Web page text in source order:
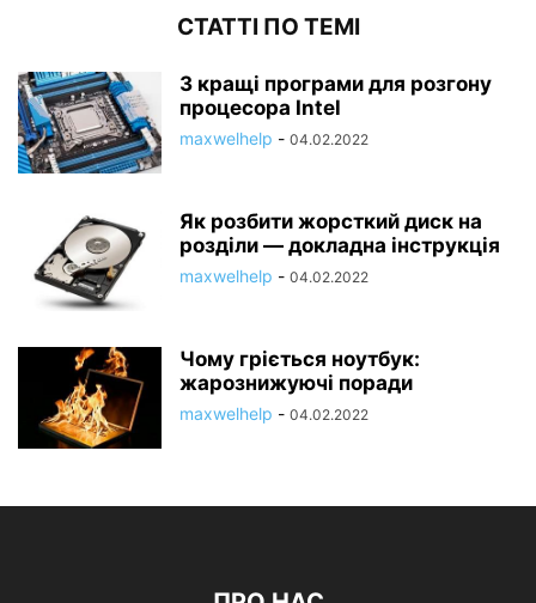
СТАТТІ ПО ТЕМІ
3 кращі програми для розгону
процесора Intel
maxwelhelp - 04.02.2022
Як розбити жорсткий диск на
розділи — докладна інструкція
maxwelhelp - 04.02.2022
Чому гріється ноутбук:
жарознижуючі поради
maxwelhelp - 04.02.2022